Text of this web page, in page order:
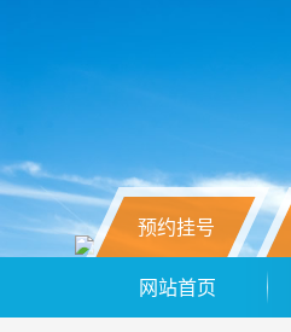
预约挂号
网站首页